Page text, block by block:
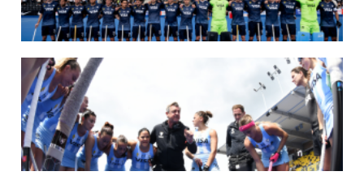
14/07/2026
MUNDIAL 2026: LOS LEONES CONVOCADOS POR LUCAS REY
Del 15 al 30 de agosto disputarán el Mundial en Países Bajos y Bélgica.
LEER MÁS